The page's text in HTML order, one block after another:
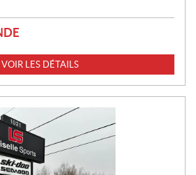
VOIR LES DÉTAILS